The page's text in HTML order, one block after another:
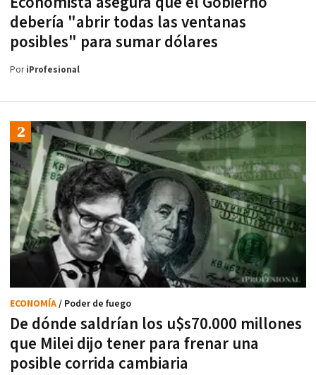
debería "abrir todas las ventanas
posibles" para sumar dólares
PoriProfesional
De dónde saldrían los u$s70.000 millones
que Milei dijo tener para frenar una
posible corrida cambiaria
ECONOMÍA/ Poder de fuego